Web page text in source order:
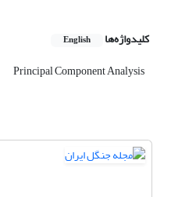
کلیدواژه‌ها English
Principal Component Analysis